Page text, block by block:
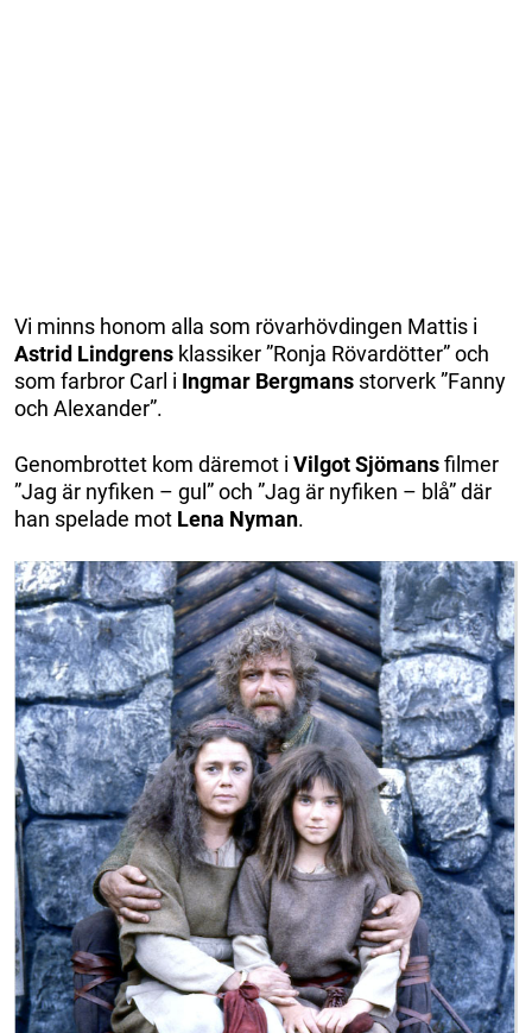
Vi minns honom alla som rövarhövdingen Mattis i
Astrid Lindgrens klassiker ”Ronja Rövardötter” och
som farbror Carl i Ingmar Bergmans storverk ”Fanny
och Alexander”.
Genombrottet kom däremot i Vilgot Sjömansfilmer
”Jag är nyfiken – gul” och ”Jag är nyfiken – blå” där
han spelade mot Lena Nyman.